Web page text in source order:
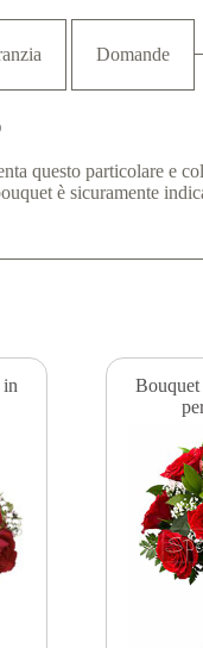
Domande
questo particolare e
è sicuramente
in
Bouquet